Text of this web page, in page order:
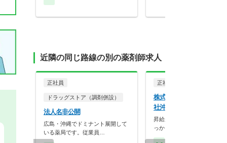
近隣の同じ路線の別の薬剤師求人
正社員
ドラッグストア（調剤併設）
法人名非公開
広島・沖縄でドミナント展開して
いる薬局です。従業員…
正社員
株式会社バシラックス
社沖縄アイティ うらら
昇給がありますので、頑張り
っかりと評価されます…